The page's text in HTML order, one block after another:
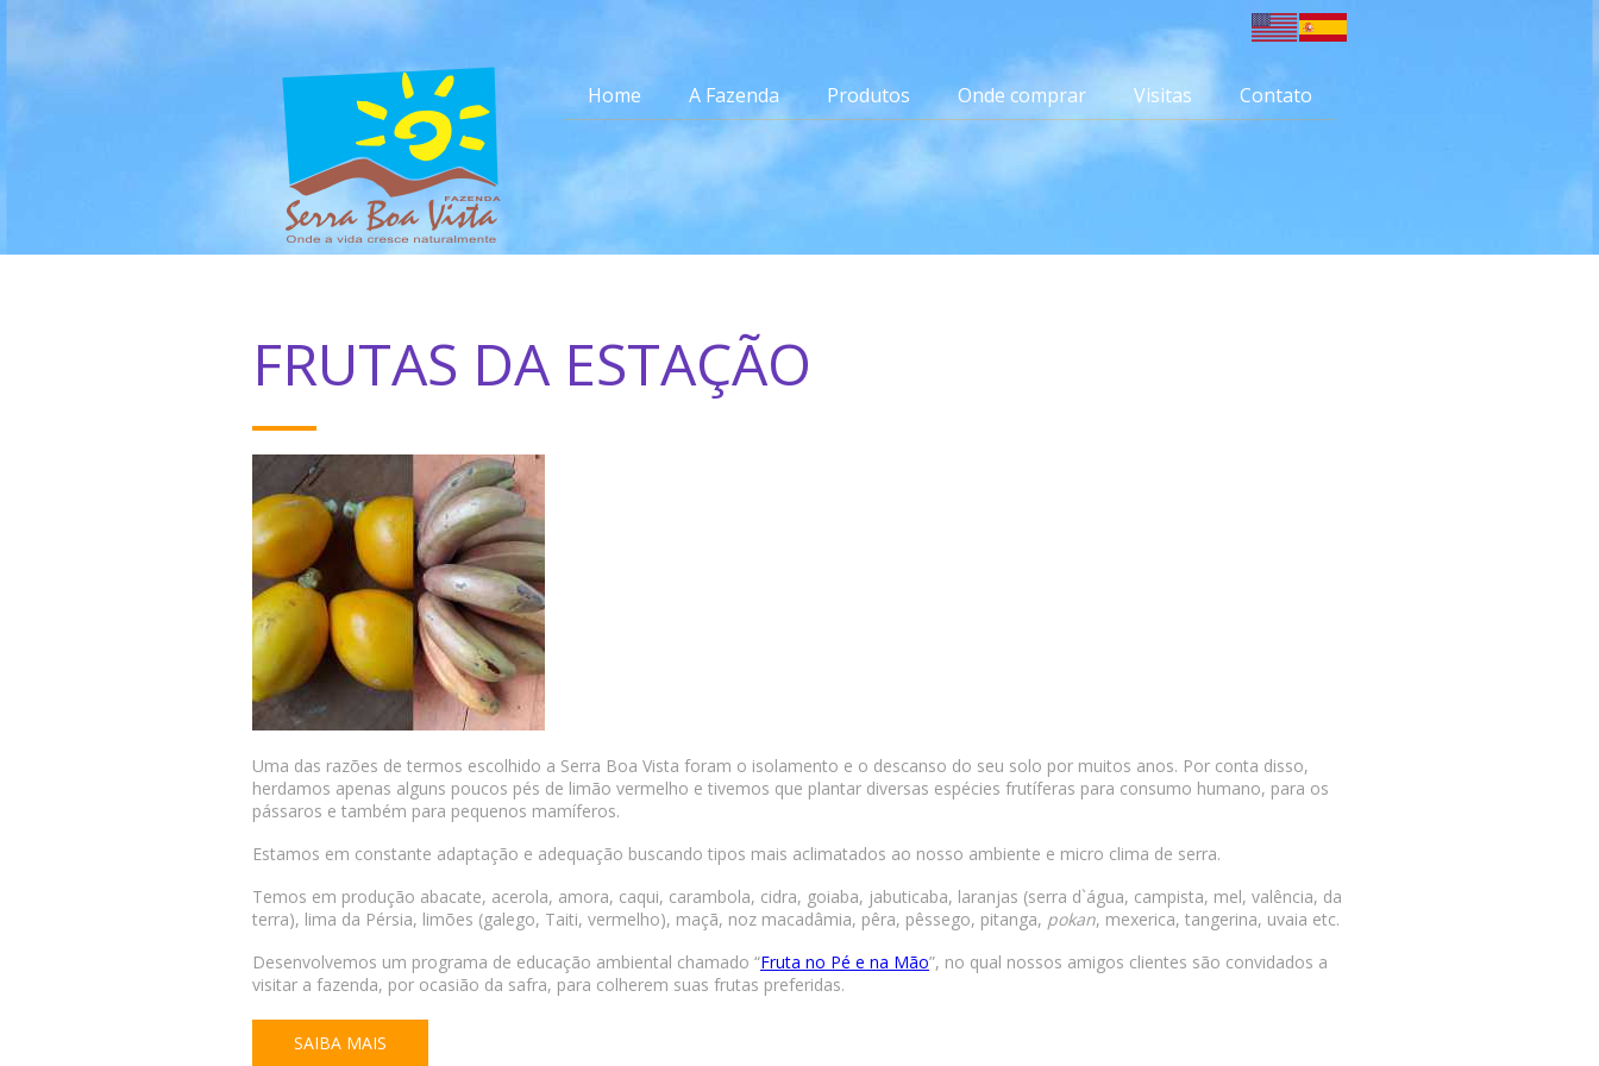
Home A Fazenda Produtos Onde comprar Visitas Contato
FRUTAS DA ESTAÇÃO
Uma das razões de termos escolhido a Serra Boa Vista foram o isolamento e o descanso do seu solo por muitos anos. Por conta disso,
herdamos apenas alguns poucos pés de limão vermelho e tivemos que plantar diversas espécies frutíferas para consumo humano, para os
pássaros e também para pequenos mamíferos.
Estamos em constante adaptação e adequação buscando tipos mais aclimatados ao nosso ambiente e micro clima de serra.
Temos em produção abacate, acerola, amora, caqui, carambola, cidra, goiaba, jabuticaba, laranjas (serra d`água, campista, mel, valência, da
terra), lima da Pérsia, limões (galego, Taiti, vermelho), maçã, noz macadâmia, pêra, pêssego, pitanga, pokan, mexerica, tangerina, uvaia etc.
Desenvolvemos um programa de educação ambiental chamado “Fruta no Pé e na Mão”, no qual nossos amigos clientes são convidados a
visitar a fazenda, por ocasião da safra, para colherem suas frutas preferidas.
SAIBA MAIS